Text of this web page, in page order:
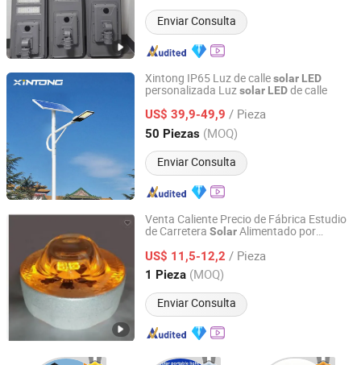
Enviar Consulta
Xintong IP65 Luz de callesolar LED
personalizada Luzsolar LEDde calle
US$ 39,9-49,9 / Pieza
50 Piezas (MOQ)
Enviar Consulta
Yangzhou Xintong Transport Equipment Group Co., Ltd.
Jiangsu, China Desde 2019
Venta Caliente Precio de Fábrica Estudio
de Carretera SolarAlimentado por
Tipos Redondos LED
US$ 11,5-12,2 / Pieza
1 Pieza (MOQ)
Enviar Consulta
Shenzhen Sroada Tech Co., Limited
Guangdong, China Desde 2022